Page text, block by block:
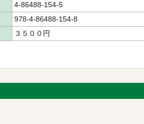
4-86488-154-5
978-4-86488-154-8
３５００円